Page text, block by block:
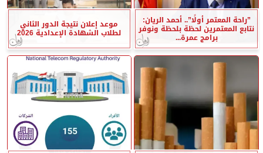
”راحة المعتمر أولًا”.. أحمد الريان:
نتابع المعتمرين لحظة بلحظة ونوفر
برامج عمرة...
موعد إعلان نتيجة الدور الثاني
لطلاب الشهادة الإعدادية 2026